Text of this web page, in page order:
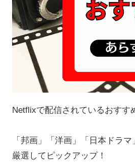
Netflixで配信されているおすす
「邦画」「洋画」「日本ドラ
厳選してピックアップ！